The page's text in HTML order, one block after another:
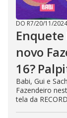
DO R7/20/11/2024
novo
16?
Babi, Gui e
Fazendeiro
tela da